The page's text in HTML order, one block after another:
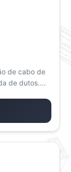
de cabo de
de dutos....